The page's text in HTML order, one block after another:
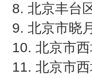
8. 北京丰台
9. 北京市晓
10. 北京市
11. 北京市